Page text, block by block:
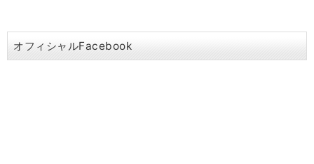
オフィシャルFacebook